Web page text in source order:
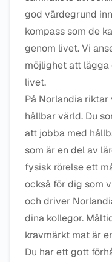
god värdegrund
kompass som de
genom livet. Vi
möjlighet att lägga
livet.
På Norlandia
hållbar värld. Du
att jobba med
som är en del av
fysisk rörelse ett
också för dig som
och driver
dina kollegor.
kravmärkt mat är
Du har ett gott